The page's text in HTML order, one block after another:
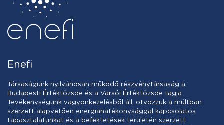
Enefi
Társaságunk nyilvánosan működő részvénytársaság a
Budapesti Értéktőzsde és a Varsói Értéktőzsde tagja.
Tevékenységünk vagyonkezelésből áll, ötvözzük a múltban
szerzett alapvetően energiahatékonysággal kapcsolatos
tapasztalatunkat és a befektetések területén szerzett